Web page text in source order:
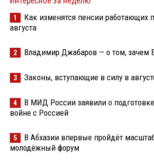
1
Как изменятся пенсии работающих
августа
2 Владимир Джабаров — о том, зачем
3 Законы, вступающие в силу в
4
В МИД России заявили о
войне с Россией
5
В Абхазии впервые пройдёт
молодёжный форум